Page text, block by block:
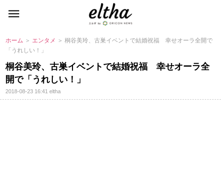
ホーム ＞ エンタメ ＞ 桐谷美玲、古巣イベントで結婚祝福 幸せオーラ全開で
「うれしい！」
桐谷美玲、古巣イベントで結婚祝福 幸せオーラ全
開で「うれしい！」
2018-08-23 16:41eltha